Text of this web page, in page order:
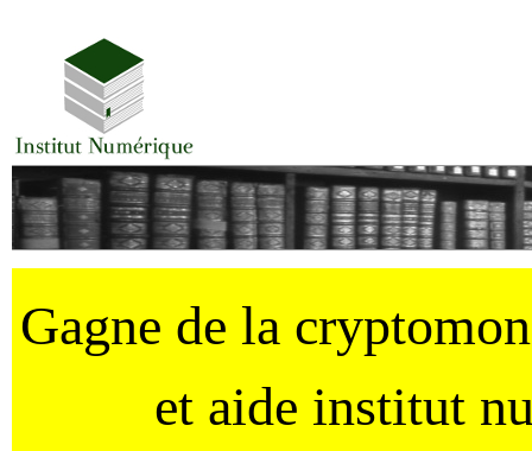
Gagne de la
et aide institut